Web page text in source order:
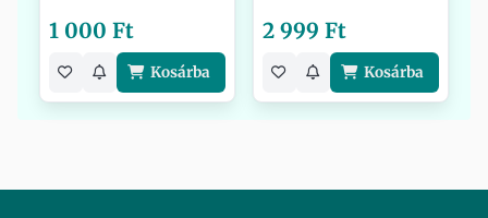
1 000 Ft
Kosárba
2 999 Ft
Kosárba